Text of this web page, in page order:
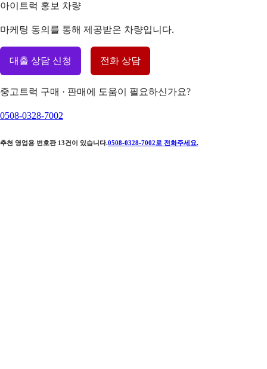
아이트럭 홍보 차량
마케팅 동의를 통해 제공받은 차량입니다.
대출 상담 신청 전화 상담
중고트럭 구매 · 판매에 도움이 필요하신가요?
0508-0328-7002
추천 영업용 번호판 13건이 있습니다.0508-0328-7002 로 전화주세요.